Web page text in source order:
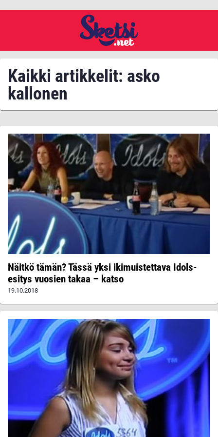
Kaikki artikkelit: asko
kallonen
Näitkö tämän? Tässä yksi ikimuistettava Idols-
esitys vuosien takaa – katso
19.10.2018